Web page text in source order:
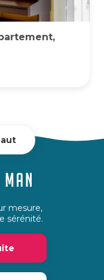
mesure,
sérénité.